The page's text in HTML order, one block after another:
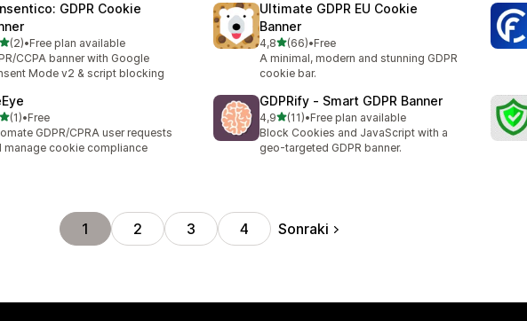
GDPR Cookie
5 yıldız üzerinden
(2)2 değerlendirme
•Free plan available
CCPA banner with Google
Mode v2 & script blocking
Ultimate GDPR EU Cookie
Banner
4,85 yıldız üzerinden
(66)
toplam 66 değerlendirme
•Free
A minimal, modern and stunning GDPR
cookie bar.
5 yıldız üzerinden
(1)1 değerlendirme
•Free
GDPR/CPRA user requests
manage cookie compliance
GDPRify ‑ Smart GDPR Banner
4,95 yıldız üzerinden
(11)
toplam 11 değerlendirme
•Free plan available
Block Cookies and JavaScript with a
geo-targeted GDPR banner.
1 2 3 4 Sonraki